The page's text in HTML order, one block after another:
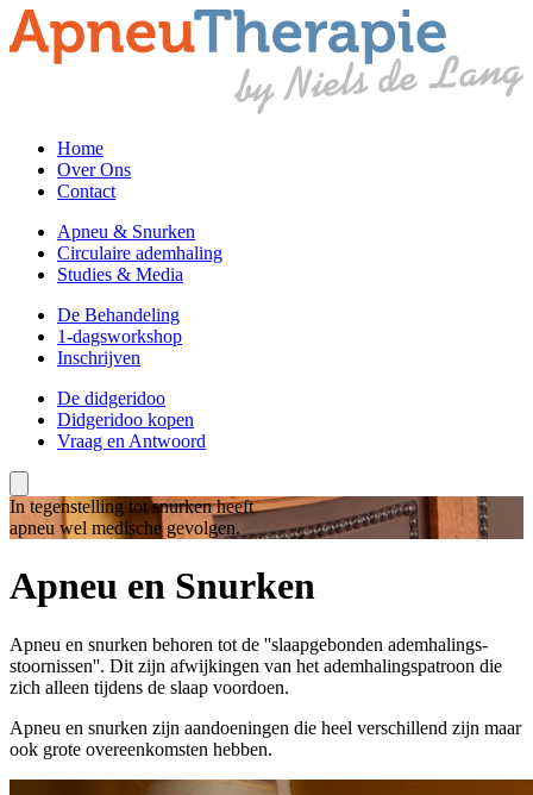
Home
Over Ons
Contact
Apneu & Snurken
Circulaire ademhaling
Studies & Media
De Behandeling
1-dagsworkshop
Inschrijven
De didgeridoo
Didgeridoo kopen
Vraag en Antwoord
In tegenstelling tot snurken heeft
apneu wel medische gevolgen.
Apneu en Snurken
Apneu en snurken behoren tot de ''slaapgebonden ademhalings-
stoornissen''. Dit zijn afwijkingen van het ademhalingspatroon die
zich alleen tijdens de slaap voordoen.
Apneu en snurken zijn aandoeningen die heel verschillend zijn maar
ook grote overeenkomsten hebben.